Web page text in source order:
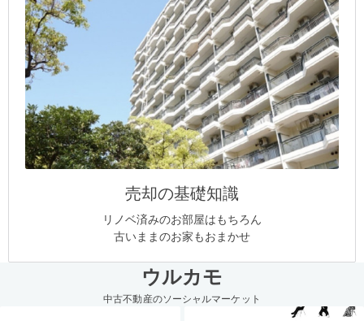
売却の基礎知識
リノベ済みのお部屋はもちろん
古いままのお家もおまかせ
ウルカモ
中古不動産のソーシャルマーケット